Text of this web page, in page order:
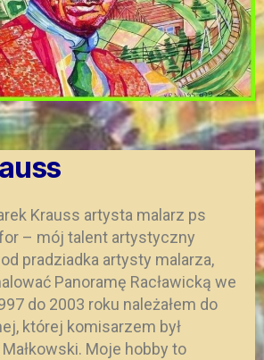
Krauss artysta malarz ps
– mój talent artystyczny
pradziadka artysty malarza,
Panoramę Racławicką we
do 2003 roku należałem do
której komisarzem był
Moje hobby to